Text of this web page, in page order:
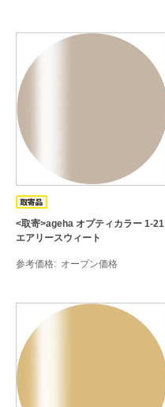
<取寄>ageha オプティカラー 1-21
エアリースウィート
参考価格 オープン価格